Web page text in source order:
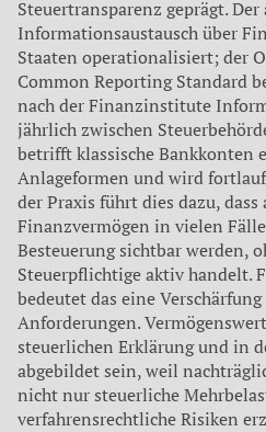
Steuertransparenz geprägt.
Informationsaustausch über
Staaten operationalisiert; der
Common Reporting Standard
nach der Finanzinstitute
jährlich zwischen
betrifft klassische Bankkonten
Anlageformen und wird
der Praxis führt dies dazu, dass
Finanzvermögen in vielen
Besteuerung sichtbar werden,
Steuerpflichtige aktiv handelt.
bedeutet das eine
Anforderungen.
steuerlichen Erklärung und in
abgebildet sein, weil
nicht nur steuerliche
verfahrensrechtliche Risiken